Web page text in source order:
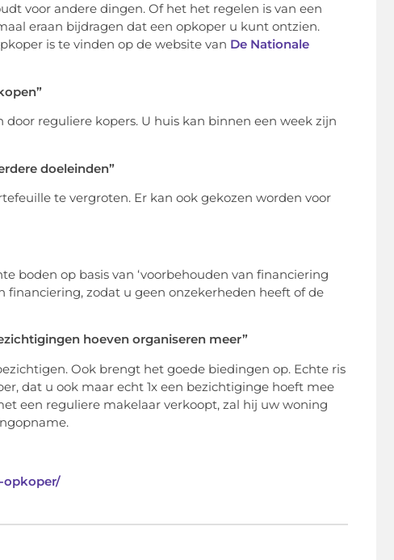
voor andere dingen. Of het het regelen is van een
eraan bijdragen dat een opkoper u kunt ontzien.
is te vinden op de website van De Nationale
reguliere kopers. U huis kan binnen een week zijn
doeleinden”
te vergroten. Er kan ook gekozen worden voor
boden op basis van ‘voorbehouden van financiering
financiering, zodat u geen onzekerheden heeft of de
hoeven organiseren meer”
Ook brengt het goede biedingen op. Echte ris
dat u ook maar echt 1x een bezichtiginge hoeft mee
een reguliere makelaar verkoopt, zal hij uw woning
opkoper/